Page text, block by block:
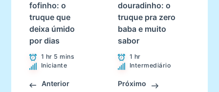
fofinho: o
truque que
deixa úmido
por dias
1 hr 5 mins
Iniciante
Anterior
douradinho: o
truque pra zero
baba e muito
sabor
1 hr
Intermediário
Próximo